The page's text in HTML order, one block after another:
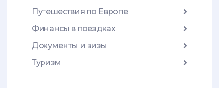
Путешествия по Европе
Финансы в поездках
Документы и визы
Туризм